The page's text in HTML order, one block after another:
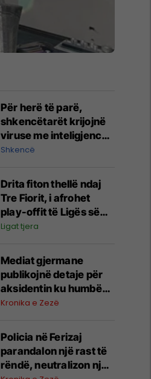
Për herë të parë,
shkencëtarët krijojnë
viruse me inteligjencë
artificiale
Shkencë
Drita fiton thellë ndaj
Tre Fiorit, i afrohet
play-offit të Ligës së
Konferencës
Ligat tjera
Mediat gjermane
publikojnë detaje për
aksidentin ku humbën
jetën tre mërgimtarë
Ferizajt
Kronika e Zezë
Policia në Ferizaj
parandalon një rast të
rëndë, neutralizon një